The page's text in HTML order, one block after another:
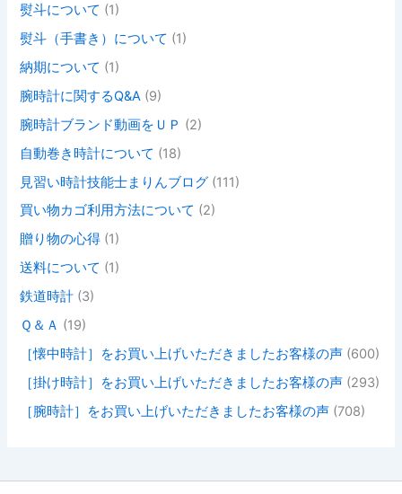
熨斗について (1)
熨斗（手書き）について (1)
納期について (1)
腕時計に関するQ&A (9)
腕時計ブランド動画をＵＰ (2)
自動巻き時計について (18)
見習い時計技能士まりんブログ (111)
買い物カゴ利用方法について (2)
贈り物の心得 (1)
送料について (1)
鉄道時計 (3)
Ｑ＆Ａ (19)
［懐中時計］をお買い上げいただきましたお客様の声 (600)
［掛け時計］をお買い上げいただきましたお客様の声 (293)
［腕時計］をお買い上げいただきましたお客様の声 (708)